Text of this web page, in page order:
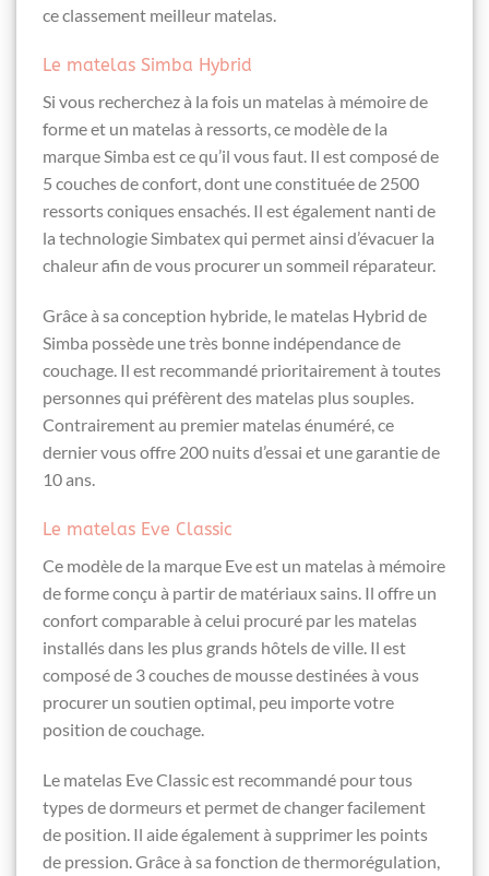
ce classement meilleur matelas.
Le matelas Simba Hybrid
Si vous recherchez à la fois un matelas à mémoire de
forme et un matelas à ressorts, ce modèle de la
marque Simba est ce qu’il vous faut. Il est composé de
5 couches de confort, dont une constituée de 2500
ressorts coniques ensachés. Il est également nanti de
la technologie Simbatex qui permet ainsi d’évacuer la
chaleur afin de vous procurer un sommeil réparateur.
Grâce à sa conception hybride, le matelas Hybrid de
Simba possède une très bonne indépendance de
couchage. Il est recommandé prioritairement à toutes
personnes qui préfèrent des matelas plus souples.
Contrairement au premier matelas énuméré, ce
dernier vous offre 200 nuits d’essai et une garantie de
10 ans.
Le matelas Eve Classic
Ce modèle de la marque Eve est un matelas à mémoire
de forme conçu à partir de matériaux sains. Il offre un
confort comparable à celui procuré par les matelas
installés dans les plus grands hôtels de ville. Il est
composé de 3 couches de mousse destinées à vous
procurer un soutien optimal, peu importe votre
position de couchage.
Le matelas Eve Classic est recommandé pour tous
types de dormeurs et permet de changer facilement
de position. Il aide également à supprimer les points
de pression. Grâce à sa fonction de thermorégulation,